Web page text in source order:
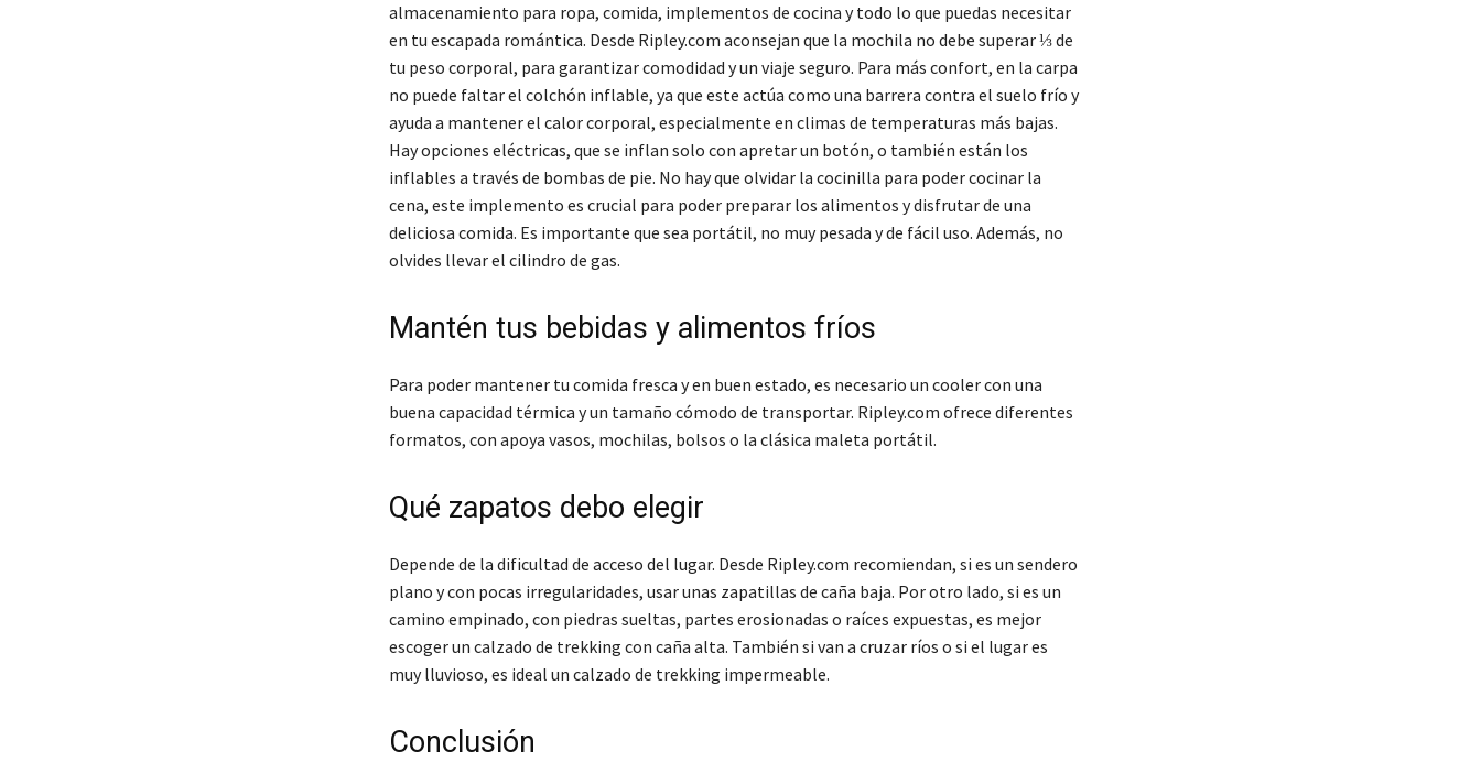
almacenamiento para ropa, comida, implementos de cocina y todo lo que puedas necesitar
en tu escapada romántica. Desde Ripley.com aconsejan que la mochila no debe superar ⅓ de
tu peso corporal, para garantizar comodidad y un viaje seguro. Para más confort, en la carpa
no puede faltar el colchón inflable, ya que este actúa como una barrera contra el suelo frío y
ayuda a mantener el calor corporal, especialmente en climas de temperaturas más bajas.
Hay opciones eléctricas, que se inflan solo con apretar un botón, o también están los
inflables a través de bombas de pie. No hay que olvidar la cocinilla para poder cocinar la
cena, este implemento es crucial para poder preparar los alimentos y disfrutar de una
deliciosa comida. Es importante que sea portátil, no muy pesada y de fácil uso. Además, no
olvides llevar el cilindro de gas.
Mantén tus bebidas y alimentos fríos
Para poder mantener tu comida fresca y en buen estado, es necesario un cooler con una
buena capacidad térmica y un tamaño cómodo de transportar. Ripley.com ofrece diferentes
formatos, con apoya vasos, mochilas, bolsos o la clásica maleta portátil.
Qué zapatos debo elegir
Depende de la dificultad de acceso del lugar. Desde Ripley.com recomiendan, si es un sendero
plano y con pocas irregularidades, usar unas zapatillas de caña baja. Por otro lado, si es un
camino empinado, con piedras sueltas, partes erosionadas o raíces expuestas, es mejor
escoger un calzado de trekking con caña alta. También si van a cruzar ríos o si el lugar es
muy lluvioso, es ideal un calzado de trekking impermeable.
Conclusión